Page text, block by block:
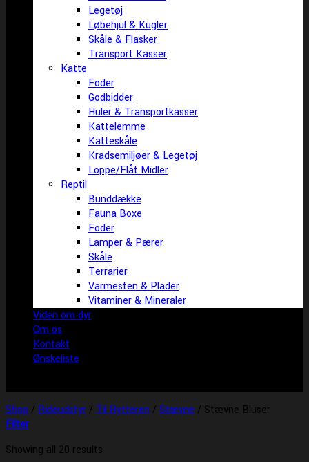
Legetøj
Løbehjul & Kugler
Skåle & Flasker
Transport Kasser
Katte
Foder
Godbidder
Huler & Transportkasser
Kattelemme
Katteskåle
Kradsemiljøer & Legetøj
Loppe/Flåt Midler
Reptil
Bunddække
Fauna Boxe
Foder
Lamper & Pærer
Skåle
Terrarier
Varmesten & Plader
Vitaminer & Mineraler
Viden om dyr
Om os
Kontakt
Ønskeliste
Shop / Rideudstyr / Til Rytteren / Stævne / Stævne Bluser
Filter
Showing all 20 results